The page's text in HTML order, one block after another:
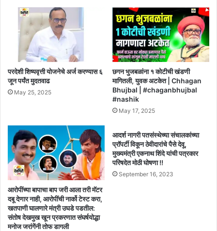
परदेशी शिष्यवृत्ती योजनेचे अर्ज करण्यास ६
जून पर्यंत मुदतवाढ
May 25, 2025
छगन भुजबळांना १ कोटीची खंडणी
मागितली, युवक अटकेत | Chhagan
Bhujbal | #chaganbhujbal
#nashik
May 17, 2025
आरोपींच्या बापाचा बाप जरी आला तरी मॅटर
दबू देणार नाही, आरोपींची नार्को टेस्ट करा,
खतपाणी घालणारे मंत्री उघडे पडतील:
संतोष देखमुख खून प्रकरणात संघर्षयोद्धा
मनोज जरांगेंनी तोफ डागली
आदर्श नागरी पतसंस्थेच्या संचालकांच्या
प्रॉपर्टी विकून ठेवीदारांचे पैसे देवू,
मुख्यमंत्री एकनाथ शिंदे यांची पत्रकार
परिषदेत मोठी घोषणा !!
September 16, 2023